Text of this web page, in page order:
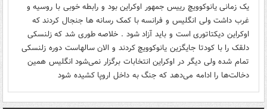
یک زمانی یانوکوویچ رییس جمهور اوکراین بود و رابطه خوبی با روسیه و
غرب داشت ولی انگلیس و فرانسه با کمک رسانه ها جنجال کردند که
اوکراین دیکتاتوری است و باید آزاد شود . خلاصه طوری شد که زلنسکی
دلقک را با کودتا جایگزین یانوکوویچ کردند و الان سالهاست دوره زلنسکی
تمام شده ولی دیگر در اوکراین انتخابات برگزار نمی‌شود انگلیس همین
دخالت‌ها را ادامه می‌دهد که جنگ به داخل اروپا کشیده شود